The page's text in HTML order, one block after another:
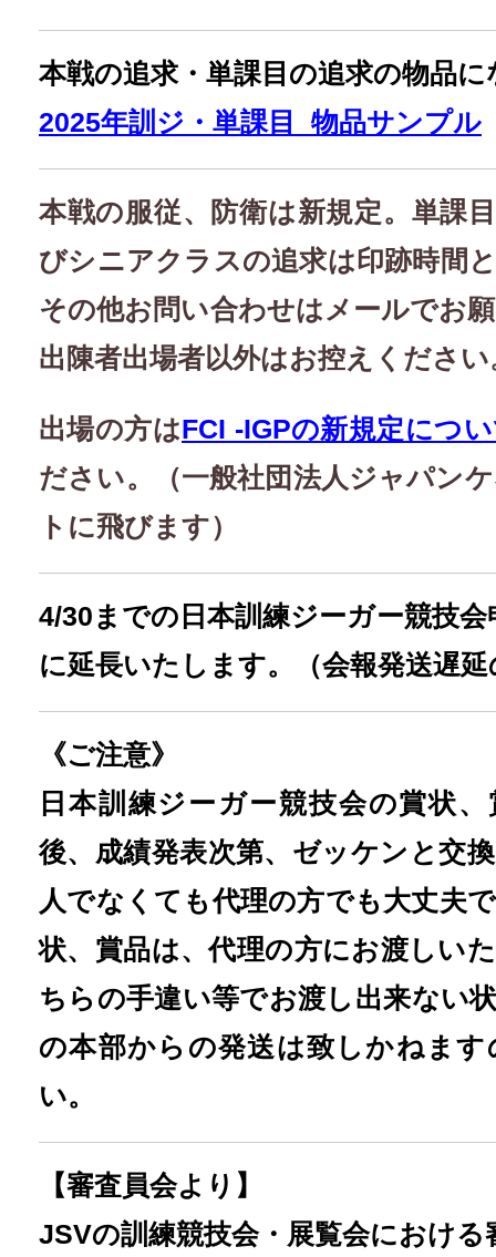
本戦の追求・単課目の追求の物品
2025年訓ジ・単課目_物品サンプル
本戦の服従、防衛は新規定。単課
びシニアクラスの追求は印跡時間
その他お問い合わせはメールでお
出陳者出場者以外はお控えください
出場の方はFCI -IGPの新規定につ
ださい。（一般社団法人ジャパン
トに飛びます）
4/30までの日本訓練ジーガー競技
に延長いたします。（会報発送遅
《ご注意》
日本訓練ジーガー競技会の賞状
後、成績発表次第、ゼッケンと交
人でなくても代理の方でも大丈夫
状、賞品は、代理の方にお渡しい
ちらの手違い等でお渡し出来ない
の本部からの発送は致しかねま
い。
【審査員会より】
JSVの訓練競技会・ 展覧会における